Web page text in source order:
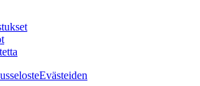
Evästeiden